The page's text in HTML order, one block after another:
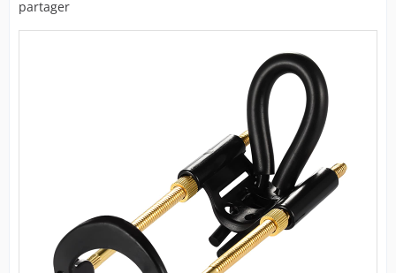
partager